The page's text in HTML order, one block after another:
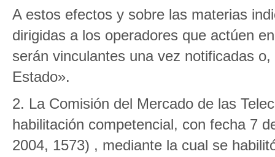
A estos efectos y sobre las materias
dirigidas a los operadores que actúen
serán vinculantes una vez notificadas
Estado».
2. La Comisión del Mercado de las
habilitación competencial, con fecha 7
2004, 1573) , mediante la cual se